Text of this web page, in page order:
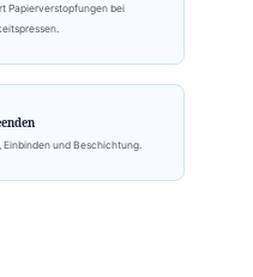
Papierverstopfungen bei
und Beschichtung.